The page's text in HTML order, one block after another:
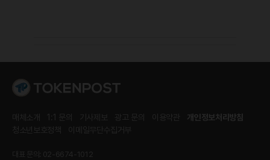
매체소개 기사제보 광고 문의 이용약관
개인정보처리방침
청소년보호정책
이메일무단수집거부
대표 문의: 02-6674-1012